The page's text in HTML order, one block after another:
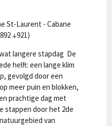
St-Laurent - Cabane
↓921)
langere stapdag De
helft: een lange klim
gevolgd door een
meer puin en blokken,
prachtige dag met
stappen door het 2de
van